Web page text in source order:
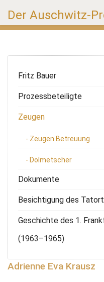
Der Auschwitz-
Fritz Bauer
Prozessbeteiligte
Zeugen
- Zeugen Betreuung
- Dolmetscher
Dokumente
Besichtigung des
Geschichte des 1.
(1963–1965)
Adrienne Eva Krausz